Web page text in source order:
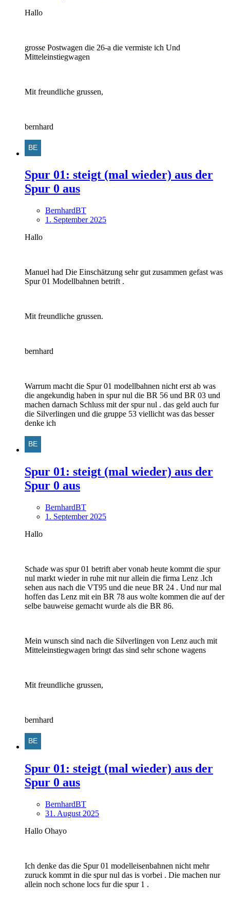
Hallo
grosse Postwagen die 26-a die vermiste ich Und
Mitteleinstiegwagen
Mit freundliche grussen,
bernhard
Spur 01: steigt (mal wieder) aus der
Spur 0 aus
BernhardBT
1. September 2025
Hallo
Manuel had Die Einschätzung sehr gut zusammen gefast was
Spur 01 Modellbahnen betrift .
Mit freundliche grussen.
bernhard
Warrum macht die Spur 01 modellbahnen nicht erst ab was
die angekundig haben in spur nul die BR 56 und BR 03 und
machen darnach Schluss mit der spur nul . das geld auch fur
die Silverlingen und die gruppe 53 viellicht was das besser
denke ich
Spur 01: steigt (mal wieder) aus der
Spur 0 aus
BernhardBT
1. September 2025
Hallo
Schade was spur 01 betrift aber vonab heute kommt die spur
nul markt wieder in ruhe mit nur allein die firma Lenz .Ich
sehen aus nach die VT95 und die neue BR 24 . Und nur mal
hoffen das Lenz mit ein BR 78 aus wolte kommen die auf der
selbe bauweise gemacht wurde als die BR 86.
Mein wunsch sind nach die Silverlingen von Lenz auch mit
Mitteleinstiegwagen bringt das sind sehr schone wagens
Mit freundliche grussen,
bernhard
Spur 01: steigt (mal wieder) aus der
Spur 0 aus
BernhardBT
31. August 2025
Hallo Ohayo
Ich denke das die Spur 01 modelleisenbahnen nicht mehr
zuruck kommt in die spur nul das is vorbei . Die machen nur
allein noch schone locs fur die spur 1 .